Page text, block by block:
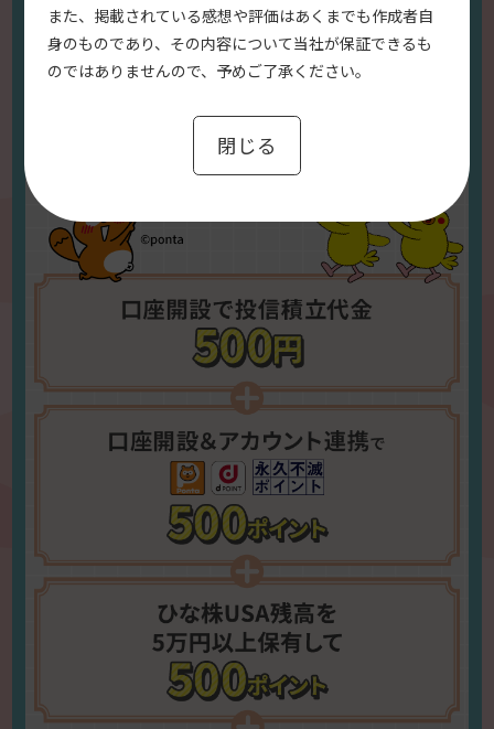
また、掲載されている感想や評価はあくまでも作成者自
身のものであり、その内容について当社が保証できるも
のではありませんので、予めご了承ください。
閉じる
条件達成で